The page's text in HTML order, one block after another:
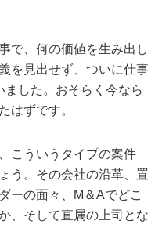
で、何の価値を生み出し
を見出せず、ついに仕事
した。おそらく今なら
はずです。
こういうタイプの案件
う。その会社の沿革、置
ーの面々、M＆Aでどこ
、そして直属の上司とな